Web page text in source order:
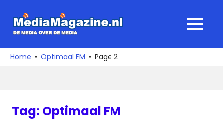
naar
media
over
MENU
Home Optimaal FM Page 2
Tag: Optimaal FM